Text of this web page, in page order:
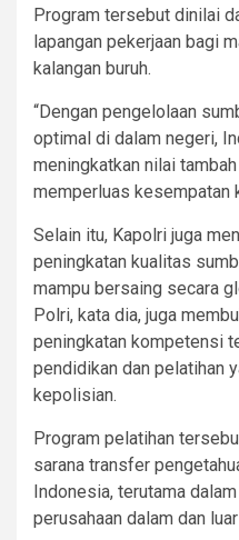
Program tersebut dinilai
lapangan pekerjaan bagi
kalangan buruh.
“Dengan pengelolaan
optimal di dalam negeri,
meningkatkan nilai
memperluas kesempatan
Selain itu, Kapolri juga
peningkatan kualitas
mampu bersaing secara
Polri, kata dia, juga
peningkatan kompetensi
pendidikan dan pelatihan
kepolisian.
Program pelatihan
sarana transfer
Indonesia, terutama
perusahaan dalam dan